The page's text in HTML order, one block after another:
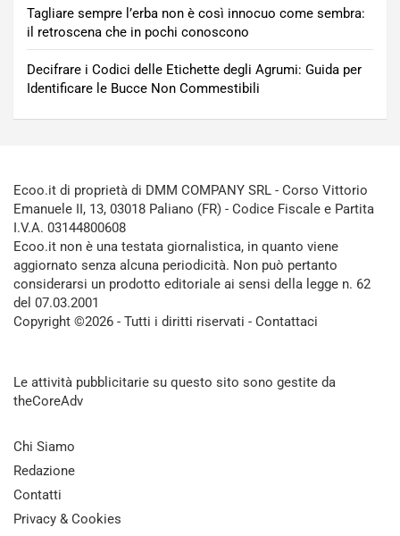
Tagliare sempre l’erba non è così innocuo come sembra:
il retroscena che in pochi conoscono
Decifrare i Codici delle Etichette degli Agrumi: Guida per
Identificare le Bucce Non Commestibili
Ecoo.it di proprietà di DMM COMPANY SRL - Corso Vittorio
Emanuele II, 13, 03018 Paliano (FR) - Codice Fiscale e Partita
I.V.A. 03144800608
Ecoo.it non è una testata giornalistica, in quanto viene
aggiornato senza alcuna periodicità. Non può pertanto
considerarsi un prodotto editoriale ai sensi della legge n. 62
del 07.03.2001
Copyright ©2026 - Tutti i diritti riservati - Contattaci
Le attività pubblicitarie su questo sito sono gestite da
theCoreAdv
Chi Siamo
Redazione
Contatti
Privacy & Cookies